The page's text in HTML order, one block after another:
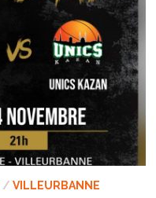
/ VILLEURBANNE